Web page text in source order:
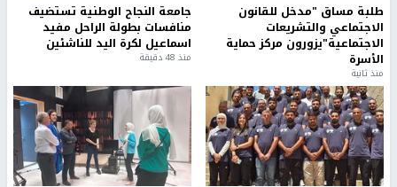
طلبة مساق "مدخل للقانون
الاجتماعي والتشريعات
الاجتماعية"يزورون مركز حماية
الأسرة
منذ ثانية
جامعة النجاح الوطنية تستضيف
منافسات بطولة الراحل مفيد
اسماعيل لكرة اليد للناشئين
منذ 48 دقيقة